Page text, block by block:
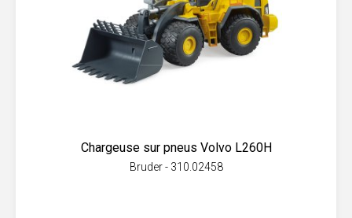
Chargeuse sur pneus Volvo L260H
Bruder - 310.02458